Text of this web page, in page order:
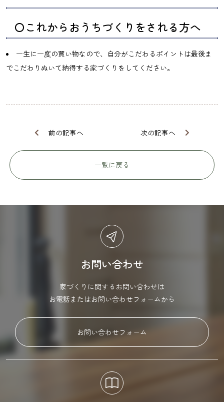
〇これからおうちづくりをされる方へ
一生に一度の買い物なので、自分がこだわるポイントは最後ま
でこだわりぬいて納得する家づくりをしてください。
前の記事へ 次の記事へ
一覧に戻る
お問い合わせ
家づくりに関するお問い合わせは
お電話またはお問い合わせフォームから
お問い合わせフォーム